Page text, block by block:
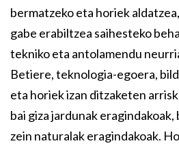
bermatzeko eta horiek
gabe erabiltzea saihesteko
tekniko eta antolamendu
Betiere, teknologia-egoera,
eta horiek izan ditzaketen
bai giza jardunak
zein naturalak eragindakoak.